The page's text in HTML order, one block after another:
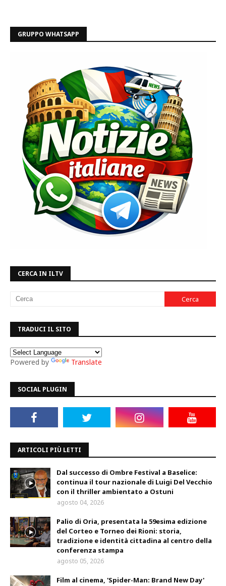
GRUPPO WHATSAPP
CERCA IN ILTV
TRADUCI IL SITO
Powered by Translate
SOCIAL PLUGIN
ARTICOLI PIÙ LETTI
Dal successo di Ombre Festival a Baselice:
continua il tour nazionale di Luigi Del Vecchio
con il thriller ambientato a Ostuni
agosto 04, 2026
Palio di Oria, presentata la 59esima edizione
del Corteo e Torneo dei Rioni: storia,
tradizione e identità cittadina al centro della
conferenza stampa
agosto 05, 2026
Film al cinema, 'Spider-Man: Brand New Day'